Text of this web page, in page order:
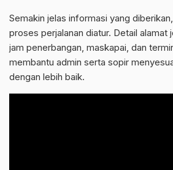
Semakin jelas informasi yang
proses perjalanan diatur. Detail alamat
jam penerbangan, maskapai, dan
membantu admin serta sopir
dengan lebih baik.